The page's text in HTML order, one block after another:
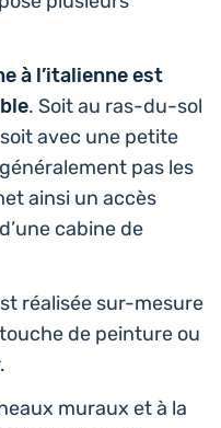
à l’i­ta­lienne est
. Soit au ras-du-sol
avec une petite
pas les
ainsi un accès
cabine de
réa­li­sée sur-mesure
de pein­ture ou
muraux et à la